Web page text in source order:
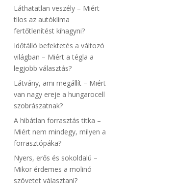
Láthatatlan veszély – Miért
tilos az autóklíma
fertőtlenítést kihagyni?
Időtálló befektetés a változó
világban – Miért a tégla a
legjobb választás?
Látvány, ami megállít – Miért
van nagy ereje a hungarocell
szobrászatnak?
A hibátlan forrasztás titka –
Miért nem mindegy, milyen a
forrasztópáka?
Nyers, erős és sokoldalú –
Mikor érdemes a molinó
szövetet választani?